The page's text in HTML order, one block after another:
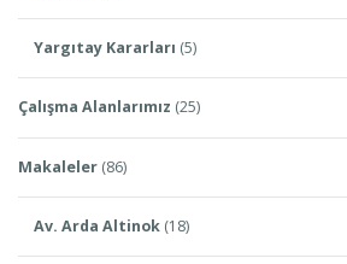
Yargıtay Kararları (5)
Çalışma Alanlarımız (25)
Makaleler (86)
Av. Arda Altinok (18)